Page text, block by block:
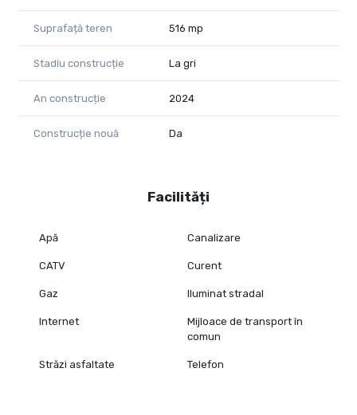
Suprafață teren 516 mp
Stadiu construcție La gri
An construcție 2024
Construcție nouă Da
Facilități
Apă Canalizare
CATV Curent
Gaz Iluminat stradal
Internet
Mijloace de transport în
comun
Străzi asfaltate Telefon